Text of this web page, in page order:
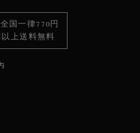
いスキッパータイプにて生産。
より、より一層衿のロールが大
よりきれいに開くように仕上げ
ジュアル度の高い商品であり
シャツです。
タイルや、在宅・出勤といった
てつけのシャツといえるでしょ
えも抜群です！
柄から選ぶ
カジュアルシャツ
サスペンダー
バッグ
ストール・マフラー
国一律770円
上送料無料